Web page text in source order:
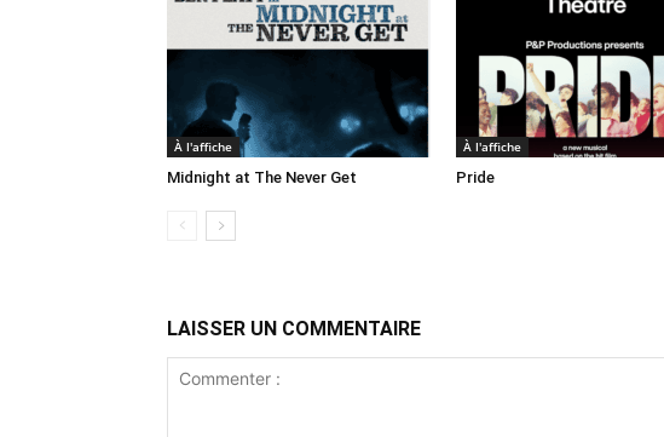
À l'affiche
Midnight at The Never Get
À l'affiche
Pride
LAISSER UN COMMENTAIRE